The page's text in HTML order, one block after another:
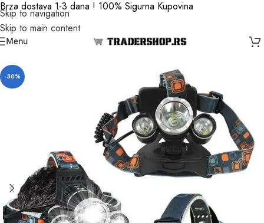
Skip to navigation
Skip to main content
Brza dostava 1-3 dana ! 100% Sigurna Kupovina
Menu
-30%